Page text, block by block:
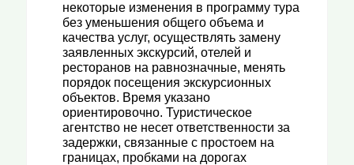
некоторые изменения в программу тура
без уменьшения общего объема и
качества услуг, осуществлять замену
заявленных экскурсий, отелей и
ресторанов на равнозначные, менять
порядок посещения экскурсионных
объектов. Время указано
ориентировочно. Туристическое
агентство не несет ответственности за
задержки, связанные с простоем на
границах, пробками на дорогах